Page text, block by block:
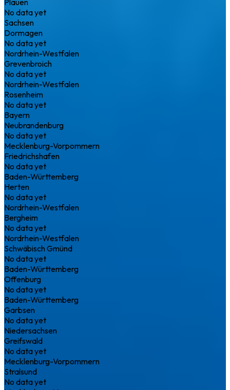
No data yet
Sachsen
Dormagen
No data yet
Nordrhein-Westfalen
Grevenbroich
No data yet
Nordrhein-Westfalen
Rosenheim
No data yet
Bayern
Neubrandenburg
No data yet
Mecklenburg-Vorpommern
Friedrichshafen
No data yet
Baden-Württemberg
Herten
No data yet
Nordrhein-Westfalen
Bergheim
No data yet
Nordrhein-Westfalen
Schwäbisch Gmünd
No data yet
Baden-Württemberg
Offenburg
No data yet
Baden-Württemberg
Garbsen
No data yet
Niedersachsen
Greifswald
No data yet
Mecklenburg-Vorpommern
Stralsund
No data yet